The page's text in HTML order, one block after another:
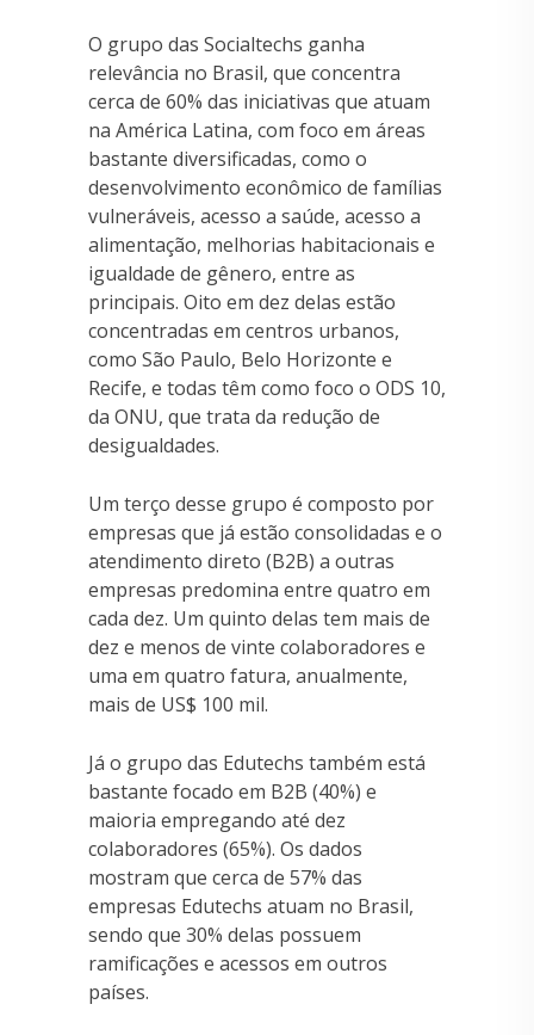
O grupo das Socialtechs ganha
relevância no Brasil, que concentra
cerca de 60% das iniciativas que atuam
na América Latina, com foco em áreas
bastante diversificadas, como o
desenvolvimento econômico de famílias
vulneráveis, acesso a saúde, acesso a
alimentação, melhorias habitacionais e
igualdade de gênero, entre as
principais. Oito em dez delas estão
concentradas em centros urbanos,
como São Paulo, Belo Horizonte e
Recife, e todas têm como foco o ODS 10,
da ONU, que trata da redução de
desigualdades.
Um terço desse grupo é composto por
empresas que já estão consolidadas e o
atendimento direto (B2B) a outras
empresas predomina entre quatro em
cada dez. Um quinto delas tem mais de
dez e menos de vinte colaboradores e
uma em quatro fatura, anualmente,
mais de US$ 100 mil.
Já o grupo das Edutechs também está
bastante focado em B2B (40%) e
maioria empregando até dez
colaboradores (65%). Os dados
mostram que cerca de 57% das
empresas Edutechs atuam no Brasil,
sendo que 30% delas possuem
ramificações e acessos em outros
países.